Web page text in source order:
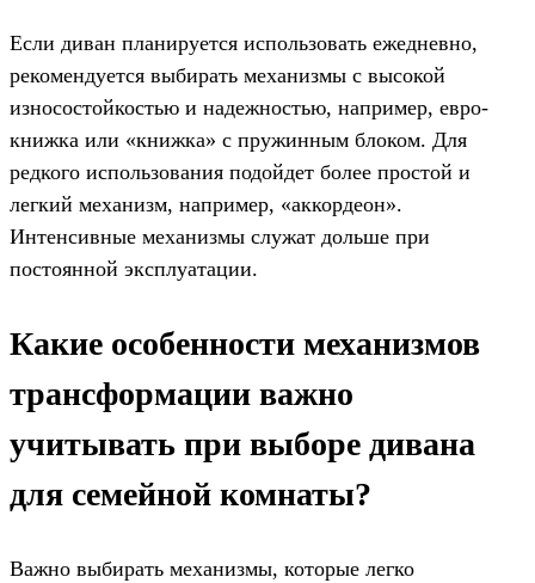
Если диван планируется использовать ежедневно,
рекомендуется выбирать механизмы с высокой
износостойкостью и надежностью, например, евро-
книжка или «книжка» с пружинным блоком. Для
редкого использования подойдет более простой и
легкий механизм, например, «аккордеон».
Интенсивные механизмы служат дольше при
постоянной эксплуатации.
Какие особенности механизмов
трансформации важно
учитывать при выборе дивана
для семейной комнаты?
Важно выбирать механизмы, которые легко